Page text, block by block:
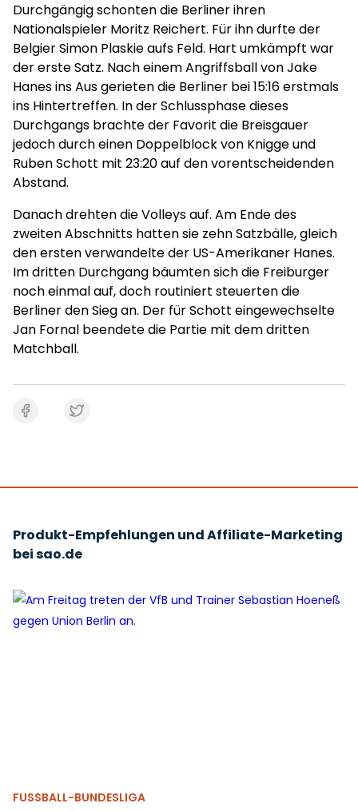
Durchgängig schonten die Berliner ihren
Nationalspieler Moritz Reichert. Für ihn durfte der
Belgier Simon Plaskie aufs Feld. Hart umkämpft war
der erste Satz. Nach einem Angriffsball von Jake
Hanes ins Aus gerieten die Berliner bei 15:16 erstmals
ins Hintertreffen. In der Schlussphase dieses
Durchgangs brachte der Favorit die Breisgauer
jedoch durch einen Doppelblock von Knigge und
Ruben Schott mit 23:20 auf den vorentscheidenden
Abstand.
Danach drehten die Volleys auf. Am Ende des
zweiten Abschnitts hatten sie zehn Satzbälle, gleich
den ersten verwandelte der US-Amerikaner Hanes.
Im dritten Durchgang bäumten sich die Freiburger
noch einmal auf, doch routiniert steuerten die
Berliner den Sieg an. Der für Schott eingewechselte
Jan Fornal beendete die Partie mit dem dritten
Matchball.
Produkt-Empfehlungen und Affiliate-Marketing
bei sao.de
FUSSBALL-BUNDESLIGA